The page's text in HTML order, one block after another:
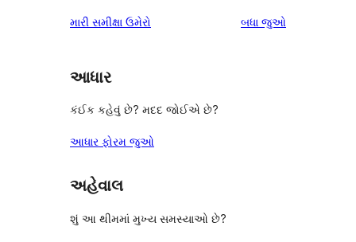
મારી સમીક્ષા ઉમેરો બધા સમીક્ષાઓ
જુઓ
આધાર
કંઈક કહેવું છે? મદદ જોઈએ છે?
આધાર ફોરમ જુઓ
અહેવાલ
શું આ થીમમાં મુખ્ય સમસ્યાઓ છે?